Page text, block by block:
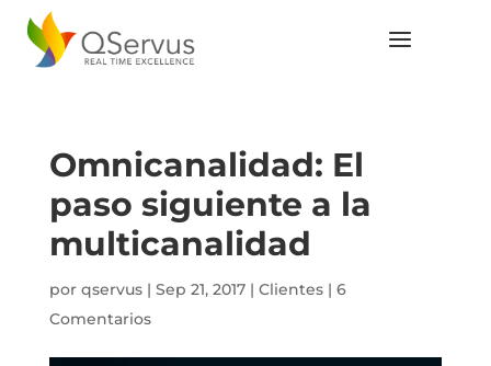
Omnicanalidad: El
paso siguiente a la
multicanalidad
por qservus| Sep 21, 2017| Clientes| 6
Comentarios